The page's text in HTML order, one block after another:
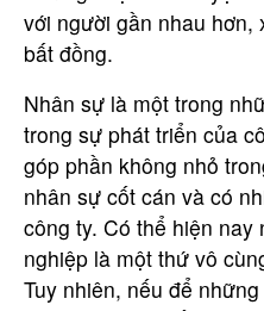
với người gần nhau hơn,
bất đồng.
Nhân sự là một trong
trong sự phát triển của
góp phần không nhỏ
nhân sự cốt cán và có
công ty. Có thể hiện
nghiệp là một thứ vô
Tuy nhiên, nếu để
Họ tên
Email
Nội dung